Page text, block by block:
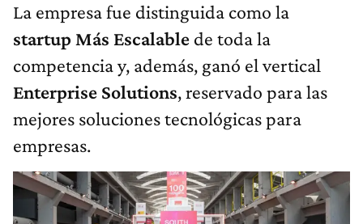
La empresa fue distinguida como la
startup Más Escalable de toda la
competencia y, además, ganó el vertical
Enterprise Solutions, reservado para las
mejores soluciones tecnológicas para
empresas.